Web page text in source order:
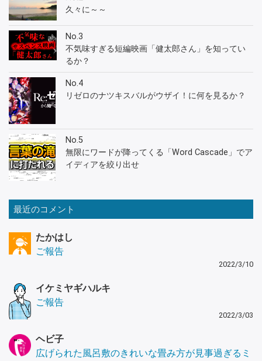
久々に～～
No.3
不気味すぎる短編映画「健太郎さん」を知ってい
るか？
No.4
リゼロのナツキスバルがウザイ！に何を見るか？
No.5
無限にワードが降ってくる「Word Cascade」でア
イディアを絞り出せ
最近のコメント
たかはし
ご報告
2022/3/10
イケミヤギハルキ
ご報告
2022/3/03
ヘビ子
広げられた風呂敷のきれいな畳み方が見事過ぎるミ